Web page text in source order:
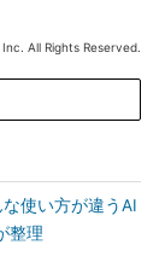
All Rights Reserved.
使い方が違うAI
整理